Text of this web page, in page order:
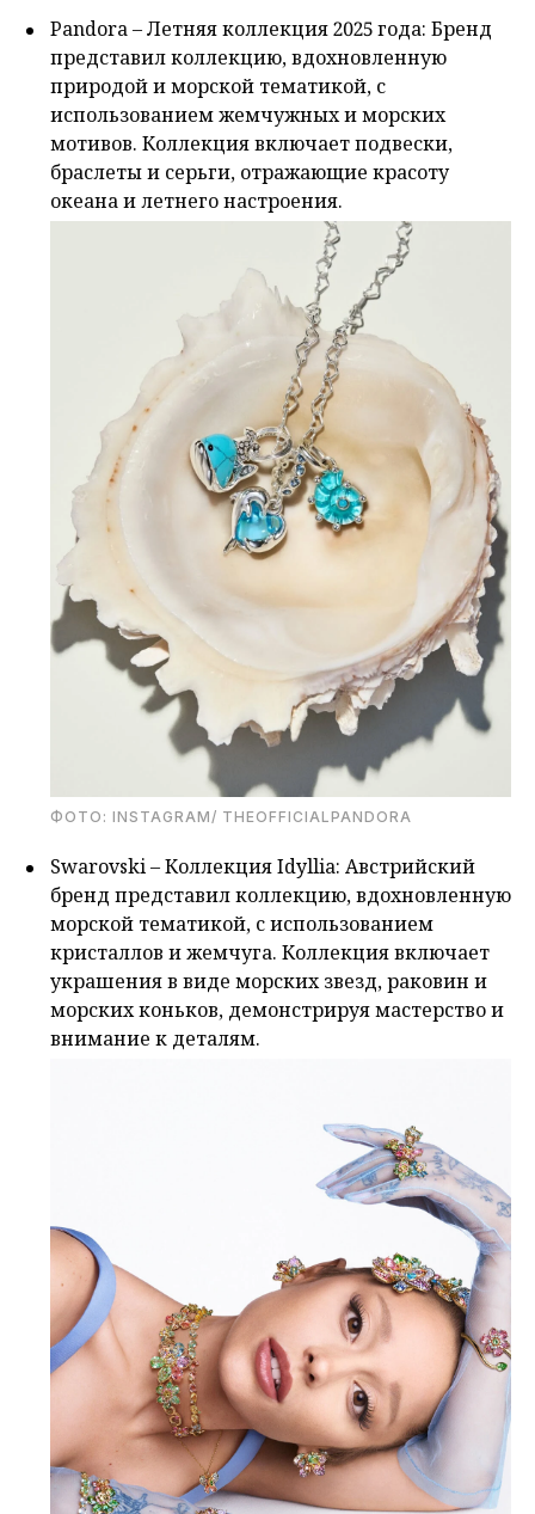
Pandora – Летняя коллекция 2025 года: Бренд
представил коллекцию, вдохновленную
природой и морской тематикой, с
использованием жемчужных и морских
мотивов. Коллекция включает подвески,
браслеты и серьги, отражающие красоту
океана и летнего настроения.
ФОТО: INSTAGRAM/ THEOFFICIALPANDORA
Swarovski – Коллекция Idyllia: Австрийский
бренд представил коллекцию, вдохновленную
морской тематикой, с использованием
кристаллов и жемчуга. Коллекция включает
украшения в виде морских звезд, раковин и
морских коньков, демонстрируя мастерство и
внимание к деталям.